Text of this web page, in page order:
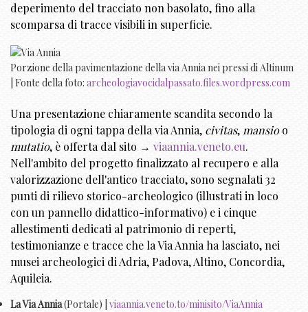
deperimento del tracciato non basolato, fino alla
scomparsa di tracce visibili in superficie.
Porzione della pavimentazione della via Annia nei pressi di Altinum
| Fonte della foto: archeologiavocidalpassato.files.wordpress.com
Una presentazione chiaramente scandita secondo la
tipologia di ogni tappa della via Annia, civitas, mansioo
mutatio, è offerta dal sito → viaannia.veneto.eu.
Nell'ambito del progetto finalizzato al recupero e alla
valorizzazione dell'antico tracciato, sono segnalati 32
punti di rilievo storico-archeologico (illustrati in loco
con un pannello didattico-informativo) e i cinque
allestimenti dedicati al patrimonio di reperti,
testimonianze e tracce che la Via Annia ha lasciato, nei
musei archeologici di Adria, Padova, Altino, Concordia,
Aquileia.
La Via Annia(Portale) | viaannia.veneto.to/minisito/ViaAnnia